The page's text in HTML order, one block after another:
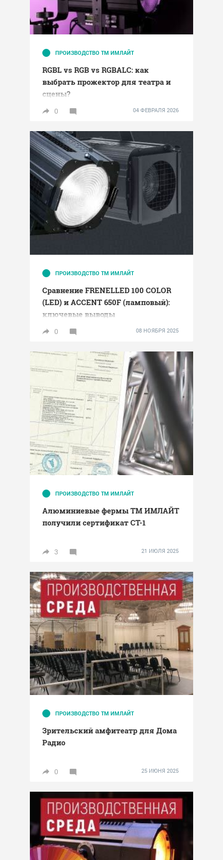
ПРОИЗВОДСТВО ТМ ИМЛАЙТ
RGBL vs RGB vs RGBALC: как
выбрать прожектор для театра и
сцены?
0 04 ФЕВРАЛЯ 2026
ПРОИЗВОДСТВО ТМ ИМЛАЙТ
Сравнение FRENELLED 100 COLOR
(LED) и ACCENT 650F (ламповый):
ключевые выводы
0 08 НОЯБРЯ 2025
ПРОИЗВОДСТВО ТМ ИМЛАЙТ
Алюминиевые фермы ТМ ИМЛАЙТ
получили сертификат СТ-1
3 21 ИЮЛЯ 2025
ПРОИЗВОДСТВО ТМ ИМЛАЙТ
Зрительский амфитеатр для Дома
Радио
0 25 ИЮНЯ 2025